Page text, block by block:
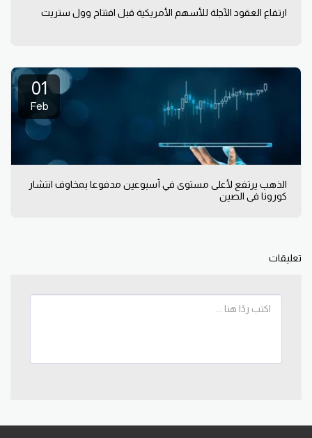
ارتفاع العقود الآجلة للأسهم الأمريكية قبل افتتاح وول ستريت
01
Feb
الذهب يرتفع لأعلى مستوى في أسبوعين مدفوعا بمخاوف انتشار
كورونا في الصين
تعليقات